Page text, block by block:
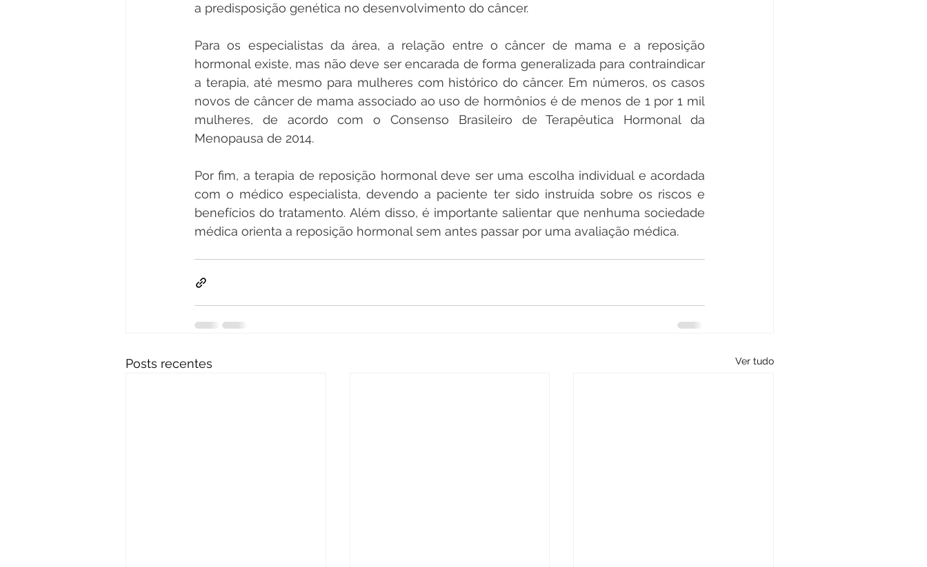
a predisposição genética no desenvolvimento do câncer.
Para os especialistas da área, a relação entre o câncer de mama e a reposição
hormonal existe, mas não deve ser encarada de forma generalizada para contraindicar
a terapia, até mesmo para mulheres com histórico do câncer. Em números, os casos
novos de câncer de mama associado ao uso de hormônios é de menos de 1 por 1 mil
mulheres, de acordo com o Consenso Brasileiro de Terapêutica Hormonal da
Menopausa de 2014.
Por fim, a terapia de reposição hormonal deve ser uma escolha individual e acordada
com o médico especialista, devendo a paciente ter sido instruída sobre os riscos e
benefícios do tratamento. Além disso, é importante salientar que nenhuma sociedade
médica orienta a reposição hormonal sem antes passar por uma avaliação médica.
Posts recentes Ver tudo